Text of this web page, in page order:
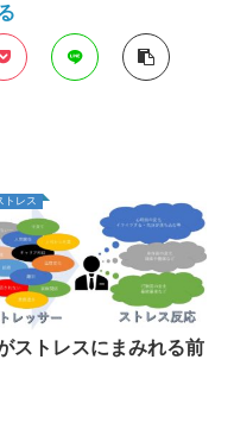
トレス
ストレスにまみれる前